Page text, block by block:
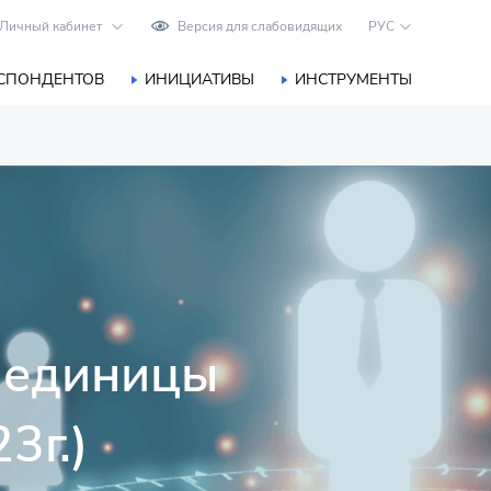
Личный кабинет Версия для слабовидящих РУС
ИНИЦИАТИВЫ ИНСТРУМЕНТЫ